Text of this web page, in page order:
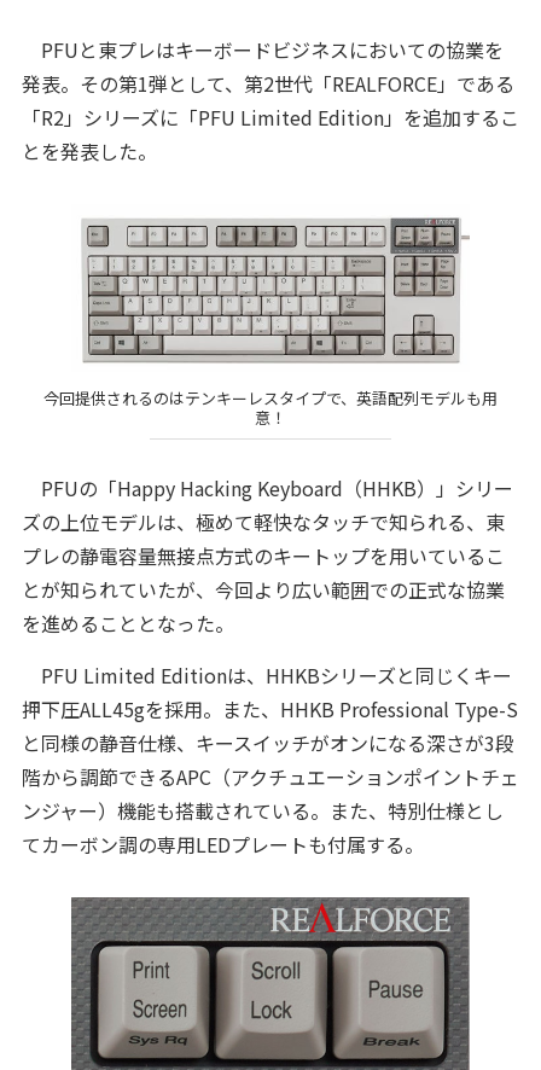
PFUと東プレはキーボードビジネスにおいての協業を
発表。その第1弾として、第2世代「REALFORCE」である
「R2」シリーズに「PFU Limited Edition」を追加するこ
とを発表した。
今回提供されるのはテンキーレスタイプで、英語配列モデルも用
意！
PFUの「Happy Hacking Keyboard（HHKB）」シリー
ズの上位モデルは、極めて軽快なタッチで知られる、東
プレの静電容量無接点方式のキートップを用いているこ
とが知られていたが、今回より広い範囲での正式な協業
を進めることとなった。
PFU Limited Editionは、HHKBシリーズと同じくキー
押下圧ALL45gを採用。また、HHKB Professional Type-S
と同様の静音仕様、キースイッチがオンになる深さが3段
階から調節できるAPC（アクチュエーションポイントチェ
ンジャー）機能も搭載されている。また、特別仕様とし
てカーボン調の専用LEDプレートも付属する。